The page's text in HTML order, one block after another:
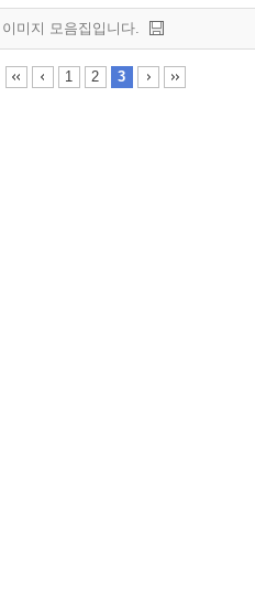
미지 모음집입니다.
1 2 3